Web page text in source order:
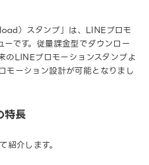
）スタンプ」は、LINEプロモ
です。従量課金型でダウンロー
のLINEプロモーションスタンプよ
モーション設計が可能となりまし
特長
介します。